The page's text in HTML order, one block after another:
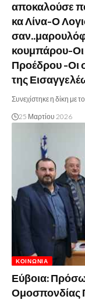
αποκαλούσε
κα Λίνα-Ο
κουμπάρου-Οι
Προέδρου -Οι
της
Συνεχίστηκε η δίκη με
25 Μαρτίου 2026
ΚΟΙΝΩΝΊΑ
Εύβοια:
Ομοσπονδίας